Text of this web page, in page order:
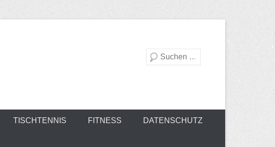
Suche
TISCHTENNIS FITNESS DATENSCHUTZ